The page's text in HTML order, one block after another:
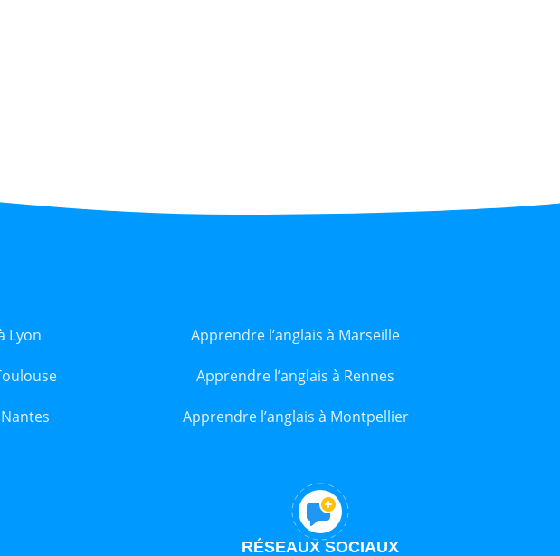
Lyon Apprendre l’anglais à Marseille
Apprendre l’anglais à Rennes
Apprendre l’anglais à Montpellier
RÉSEAUX SOCIAUX